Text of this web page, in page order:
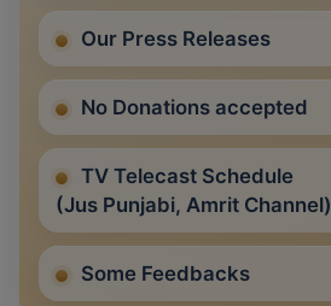
Our Press Releases
No Donations accepted
TV Telecast Schedule
(Jus Punjabi, Amrit Channel)
Some Feedbacks